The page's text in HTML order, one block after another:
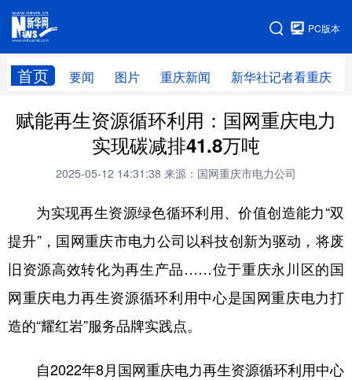
PC版本
首页 要闻 图片 重庆新闻 新华社记者看重庆
网站地图
赋能再生资源循环利用：国网重庆电力
实现碳减排41.8万吨
2025-05-12 14:31:38 来源：国网重庆市电力公司
为实现再生资源绿色循环利用、价值创造能力“双
提升”，国网重庆市电力公司以科技创新为驱动，将废
旧资源高效转化为再生产品……位于重庆永川区的国
网重庆电力再生资源循环利用中心是国网重庆电力打
造的“耀红岩”服务品牌实践点。
自2022年8月国网重庆电力再生资源循环利用中心